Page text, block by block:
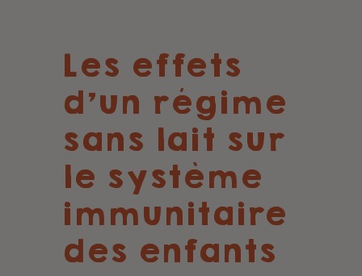
Les effets
d'un régime
sans lait sur
le système
immunitaire
des enfants